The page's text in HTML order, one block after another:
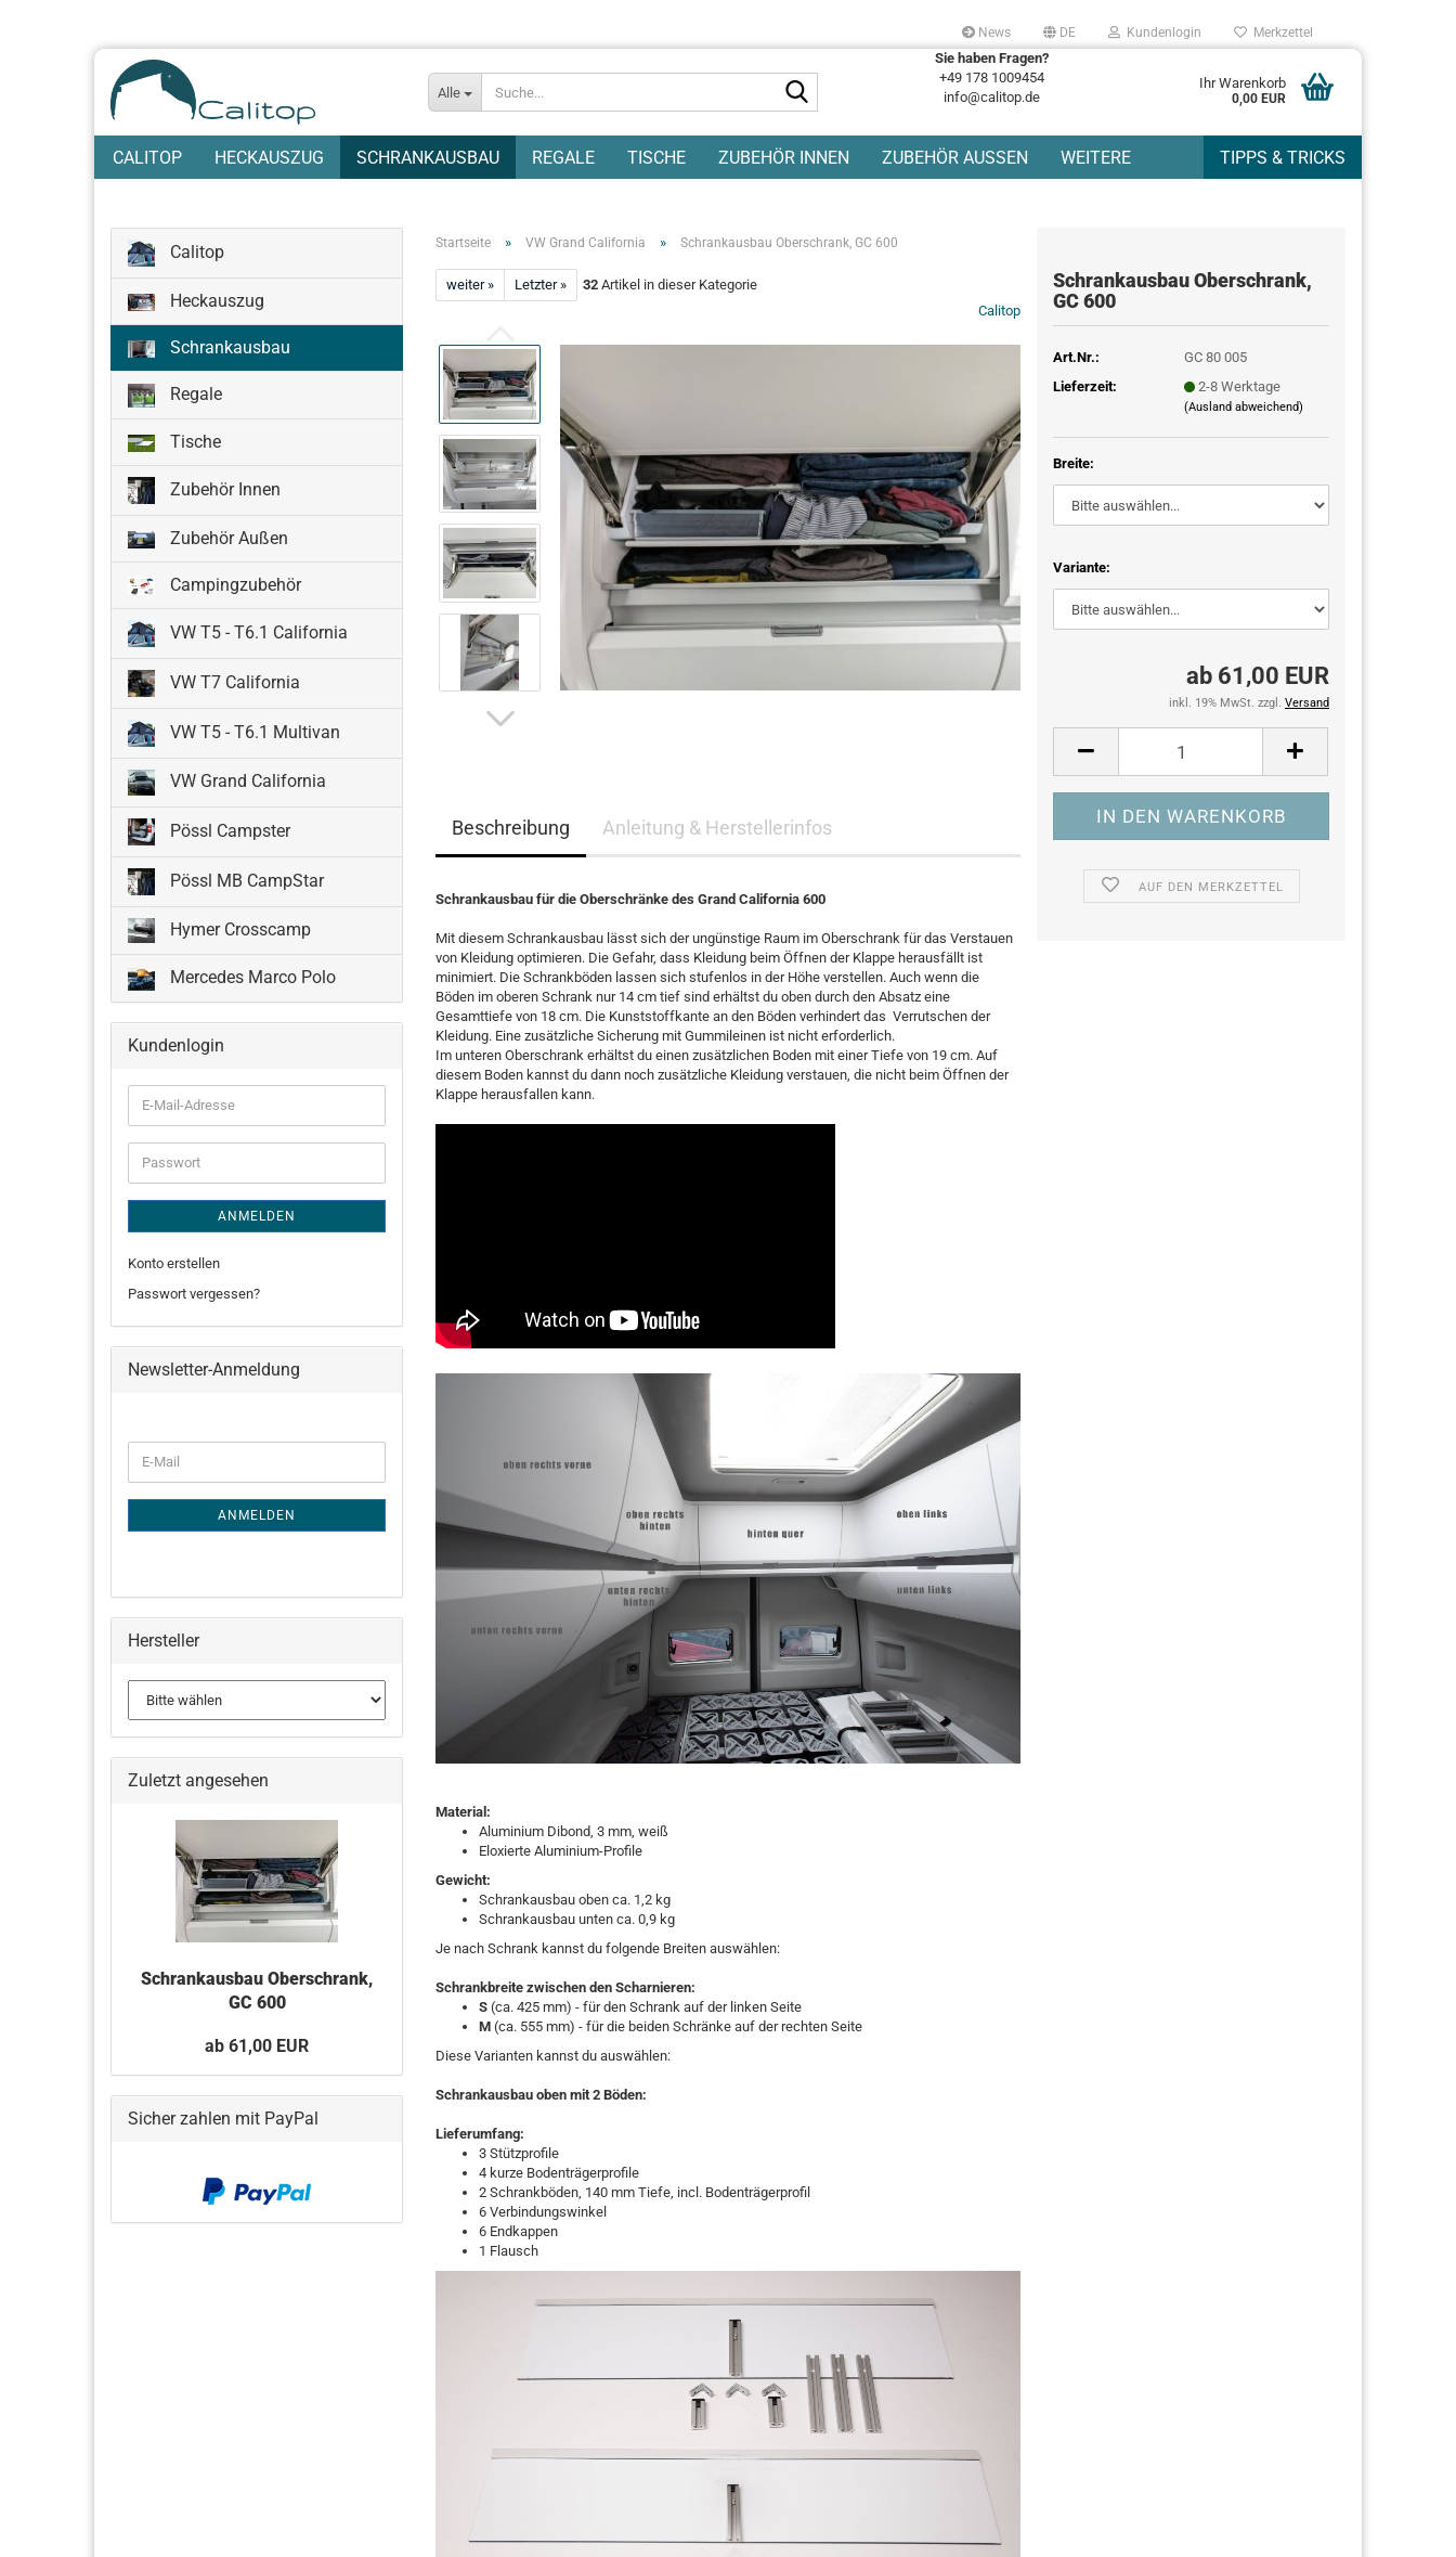
News DE Kundenlogin Merkzettel
Alle
Sie haben Fragen?
+49 178 1009454
info@calitop.de
Ihr Warenkorb
0,00 EUR
CALITOP HECKAUSZUG SCHRANKAUSBAU REGALE TISCHE ZUBEHÖR INNEN ZUBEHÖR AUSSEN TIPPS & TRICKS
WEITERE
Startseite » VW Grand California » Schrankausbau Oberschrank, GC 600
weiter » Letzter » 32 Artikel in dieser Kategorie
Calitop
Schrankausbau Oberschrank,
GC 600
Art.Nr.:
GC 80 005
Lieferzeit:
2-8 Werktage
(Ausland abweichend)
Breite:
Variante:
ab 61,00 EUR
inkl. 19% MwSt. zzgl. Versand
AUF DEN MERKZETTEL
Beschreibung Anleitung & Herstellerinfos
Schrankausbau für die Oberschränke des Grand California 600
Mit diesem Schrankausbau lässt sich der ungünstige Raum im Oberschrank für das Verstauen
von Kleidung optimieren. Die Gefahr, dass Kleidung beim Öffnen der Klappe herausfällt ist
minimiert. Die Schrankböden lassen sich stufenlos in der Höhe verstellen. Auch wenn die
Böden im oberen Schrank nur 14 cm tief sind erhältst du oben durch den Absatz eine
Gesamttiefe von 18 cm. Die Kunststoffkante an den Böden verhindert das Verrutschen der
Kleidung. Eine zusätzliche Sicherung mit Gummileinen ist nicht erforderlich.
Im unteren Oberschrank erhältst du einen zusätzlichen Boden mit einer Tiefe von 19 cm. Auf
diesem Boden kannst du dann noch zusätzliche Kleidung verstauen, die nicht beim Öffnen der
Klappe herausfallen kann.
Material:
Aluminium Dibond, 3 mm, weiß
Eloxierte Aluminium-Profile
Gewicht:
Schrankausbau oben ca. 1,2 kg
Schrankausbau unten ca. 0,9 kg
Je nach Schrank kannst du folgende Breiten auswählen:
Schrankbreite zwischen den Scharnieren:
S (ca. 425 mm) - für den Schrank auf der linken Seite
M (ca. 555 mm) - für die beiden Schränke auf der rechten Seite
Diese Varianten kannst du auswählen:
Schrankausbau oben mit 2 Böden:
Lieferumfang:
3 Stützprofile
4 kurze Bodenträgerprofile
2 Schrankböden, 140 mm Tiefe, incl. Bodenträgerprofil
6 Verbindungswinkel
6 Endkappen
1 Flausch
Calitop
Heckauszug
Schrankausbau
Regale
Tische
Zubehör Innen
Zubehör Außen
Campingzubehör
VW T5 - T6.1 California
VW T7 California
VW T5 - T6.1 Multivan
VW Grand California
Pössl Campster
Pössl MB CampStar
Hymer Crosscamp
Mercedes Marco Polo
Kundenlogin
E-
Mail-
Adresse
Passwort
ANMELDEN
Konto erstellen
Passwort vergessen?
Newsletter-Anmeldung
ZUR
NEWSLETTER-
E-
Mail
ANMELDEN
Hersteller
Zuletzt angesehen
Schrankausbau Oberschrank,
GC 600
ab 61,00 EUR
Sicher zahlen mit PayPal